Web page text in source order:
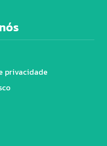
privacidade